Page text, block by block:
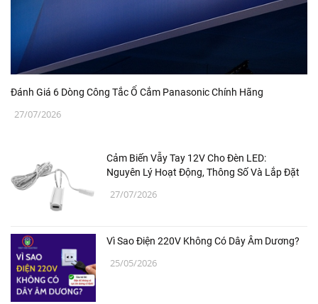
Đánh Giá 6 Dòng Công Tắc Ổ Cắm Panasonic Chính Hãng
27/07/2026
Cảm Biến Vẫy Tay 12V Cho Đèn LED:
Nguyên Lý Hoạt Động, Thông Số Và Lắp Đặt
27/07/2026
Vì Sao Điện 220V Không Có Dây Âm Dương?
25/05/2026